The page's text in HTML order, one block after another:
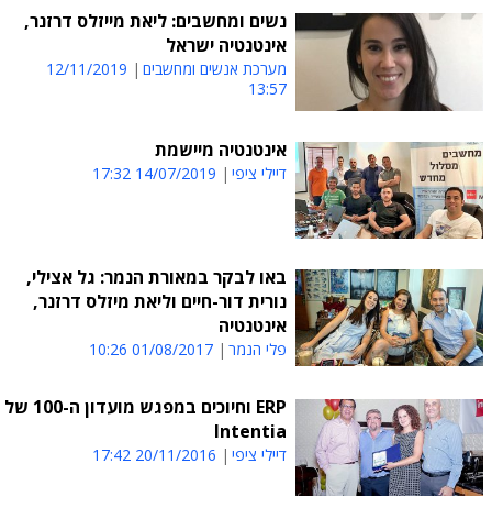
נשים ומחשבים: ליאת מייזלס דרזנר,
אינטנטיה ישראל
מערכת אנשים ומחשבים
12/11/2019
13:57
אינטנטיה מיישמת
דיילי ציפי 14/07/2019 17:32
באו לבקר במאורת הנמר: גל אצילי,
נורית דור-חיים וליאת מיזלס דרזנר,
אינטנטיה
פלי הנמר 01/08/2017 10:26
ERP וחיוכים במפגש מועדון ה-100 של
Intentia
דיילי ציפי 20/11/2016 17:42